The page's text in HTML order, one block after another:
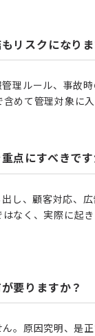
リスクになり
理ルール、事故
めて管理対象に入
点にすべきです
し、顧客対応、
なく、実際に起
要りますか？
。原因究明、是正